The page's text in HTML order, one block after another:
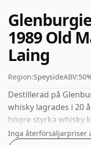
1989 Old
Laing
Region:SpeysideABV:
Destillerad på
whisky lagrades i 20
högre styrka whisky
denna buteljering
Inga återförsäljarpriser